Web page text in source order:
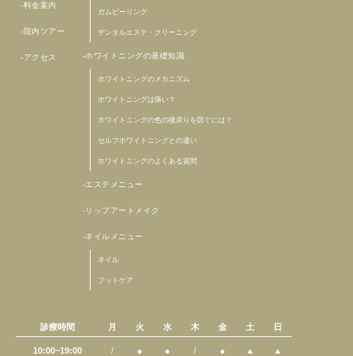
料金案内
院内ツアー
アクセス
ガムピーリング
デンタルエステ・クリーニング
ホワイトニングの基礎知識
ホワイトニングのメカニズム
ホワイトニングは痛い？
ホワイトニングの色の後戻りを防ぐには？
セルフホワイトニングとの違い
ホワイトニングのよくある質問
エステメニュー
リップアートメイク
ネイルメニュー
ネイル
フットケア
診療時間 月 火 水 木 金 土 日
10:00~19:00 / ● ● / ● ▲ ▲